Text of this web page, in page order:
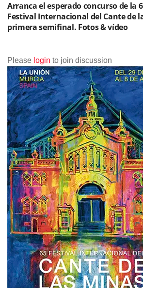
Arranca el esperado concurso de la
Festival Internacional del Cante de
primera semifinal. Fotos & vídeo
Please login to join discussion